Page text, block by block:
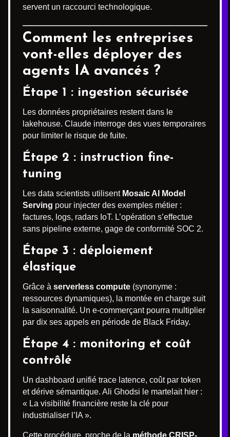
servent un raccourci technologique.
Comment les entreprises
vont-elles déployer des
agents IA avancés ?
Étape 1 : ingestion sécurisée
Les données propriétaires restent dans le
lakehouse. Claude interroge des vues temporaires
pour limiter le risque de fuite.
Étape 2 : instruction fine-
tuning
Les data scientists utilisent Mosaic AI Model
Serving pour injecter des exemples métier :
factures, logs, radars IoT. L’opération s’effectue
sans pipeline externe, gage de conformité SOC 2.
Étape 3 : déploiement
élastique
Grâce à serverless compute (synonyme :
ressources dynamiques), la montée en charge suit
la saisonnalité. Un e-commerçant pourra multiplier
par dix ses appels en période de Black Friday.
Étape 4 : monitoring et coût
contrôlé
Un dashboard unifié trace latence, coût par token
et dérive sémantique. Ali Ghodsi le martelait hier :
« La visibilité financière reste la clé pour
industrialiser l’IA ».
Cette procédure, proche de la méthode CRISP-